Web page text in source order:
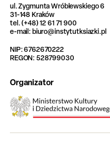
ul. Zygmunta Wróblewskiego 6
31-148 Kraków
tel. (+48) 12 61 71 900
e-mail: biuro@instytutksiazki.pl
NIP: 6762670222
REGON: 528799030
Organizator